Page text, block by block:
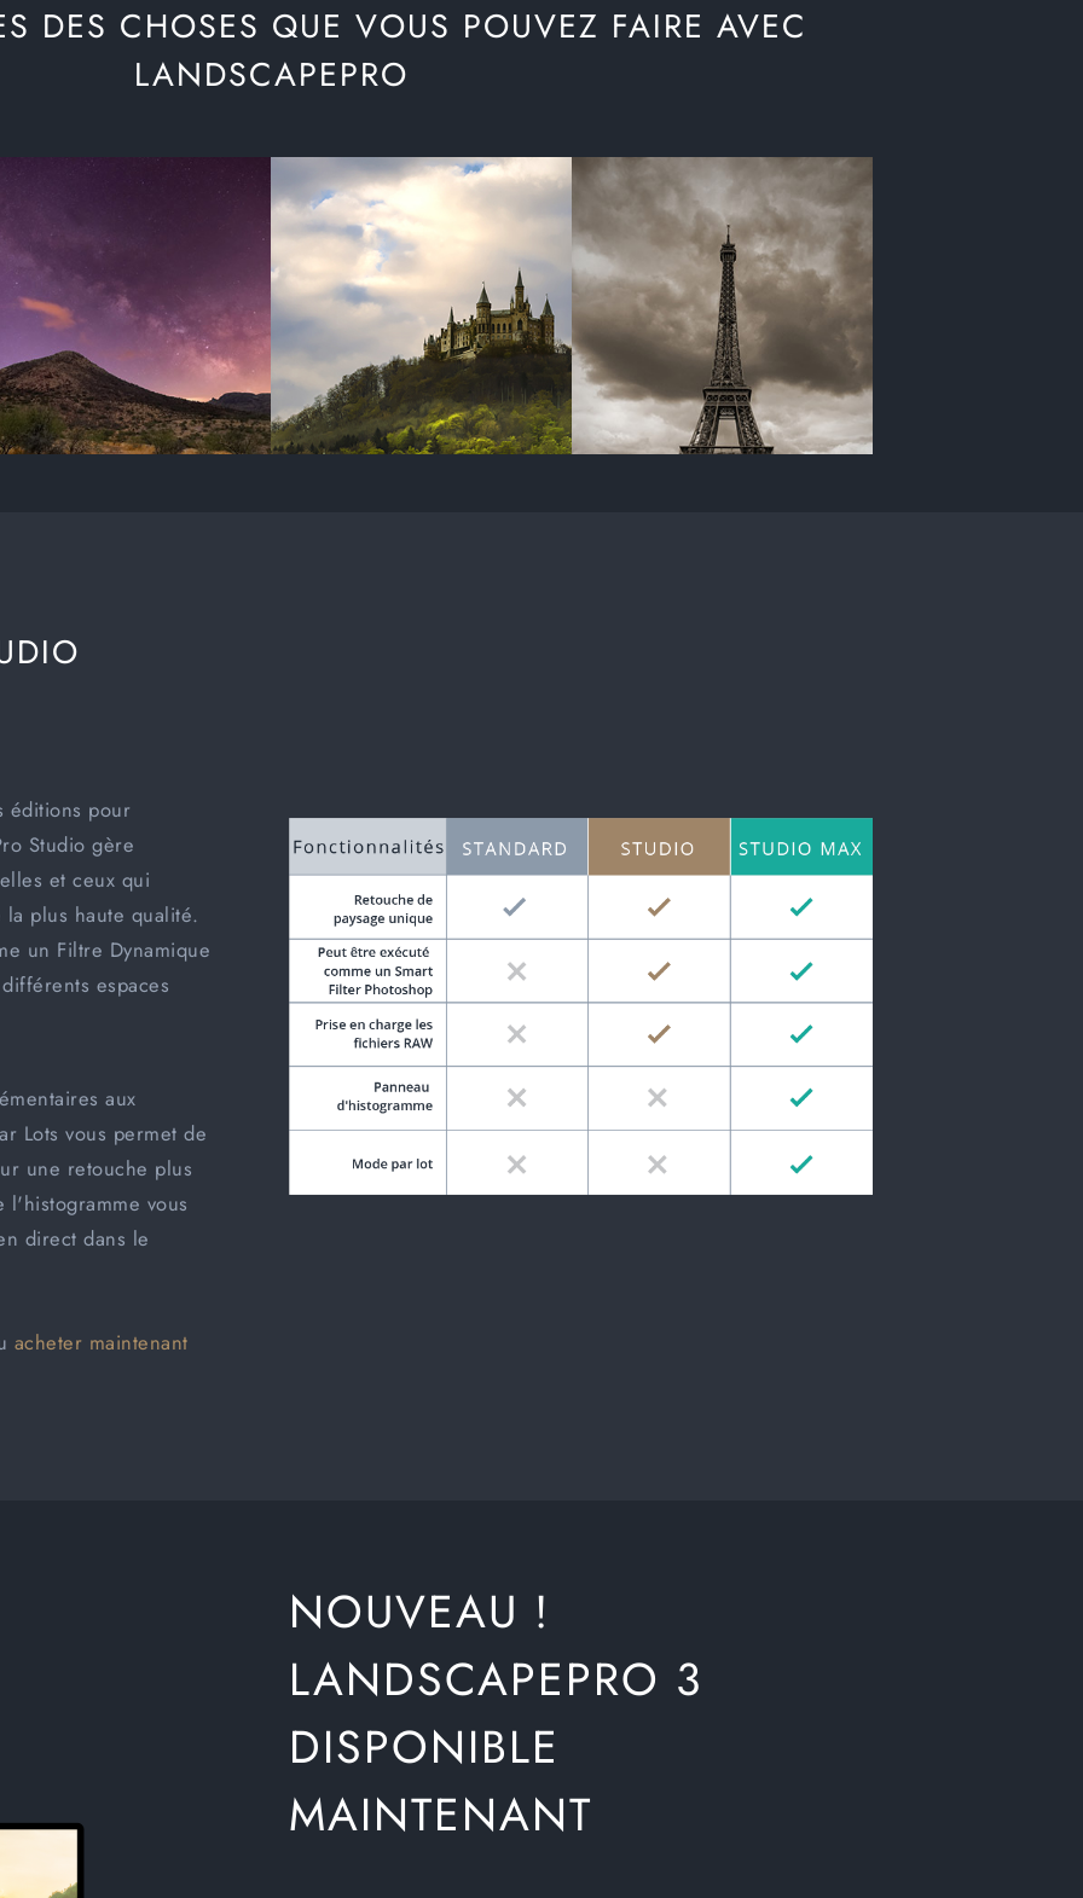
DES CHOSES QUE VOUS POUVEZ FAIRE AVEC
LANDSCAPEPRO
CIEL
vous pouvez
ou vous pouvez
les vôtres !
spécialisés.
éditions pour
Studio gère
et ceux qui
plus haute qualité.
un Filtre Dynamique
espaces
aux
Lots vous permet de
une retouche plus
vous
direct dans le
acheter maintenant
NOUVEAU !
LANDSCAPEPRO 3
DISPONIBLE
MAINTENANT